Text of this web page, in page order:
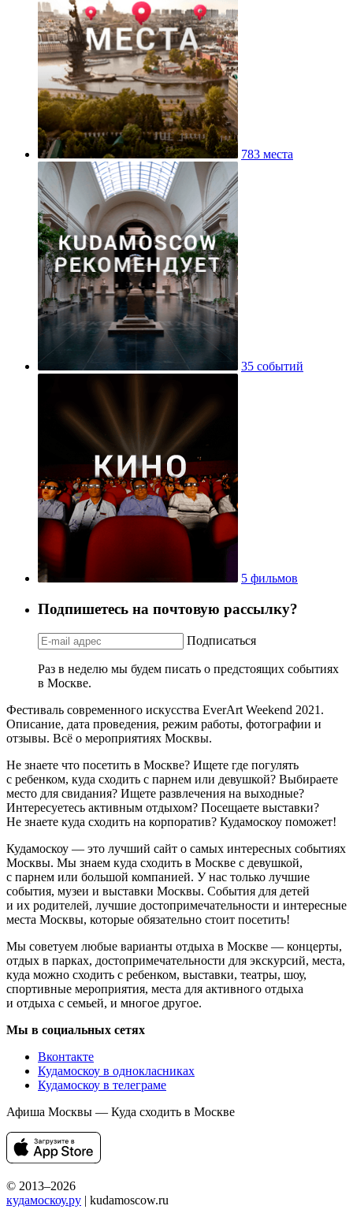
783 места
35 событий
5 фильмов
Подпишетесь на почтовую рассылку?
Подписаться
Раз в неделю мы будем писать о предстоящих событиях
в Москве.
Фестиваль современного искусства EverArt Weekend 2021.
Описание, дата проведения, режим работы, фотографии и
отзывы. Всё о мероприятиях Москвы.
Не знаете что посетить в Москве? Ищете где погулять
с ребенком, куда сходить с парнем или девушкой? Выбираете
место для свидания? Ищете развлечения на выходные?
Интересуетесь активным отдыхом? Посещаете выставки?
Не знаете куда сходить на корпоратив? Кудамоскоу поможет!
Кудамоскоу — это лучший сайт о самых интересных событиях
Москвы. Мы знаем куда сходить в Москве с девушкой,
с парнем или большой компанией. У нас только лучшие
события, музеи и выставки Москвы. События для детей
и их родителей, лучшие достопримечательности и интересные
места Москвы, которые обязательно стоит посетить!
Мы советуем любые варианты отдыха в Москве — концерты,
отдых в парках, достопримечательности для экскурсий, места,
куда можно сходить с ребенком, выставки, театры, шоу,
спортивные мероприятия, места для активного отдыха
и отдыха с семьей, и многое другое.
Мы в социальных сетях
Вконтакте
Кудамоскоу в однокласниках
Кудамоскоу в телеграме
Афиша Москвы — Куда сходить в Москве
© 2013–2026
кудамоскоу.ру | kudamoscow.ru